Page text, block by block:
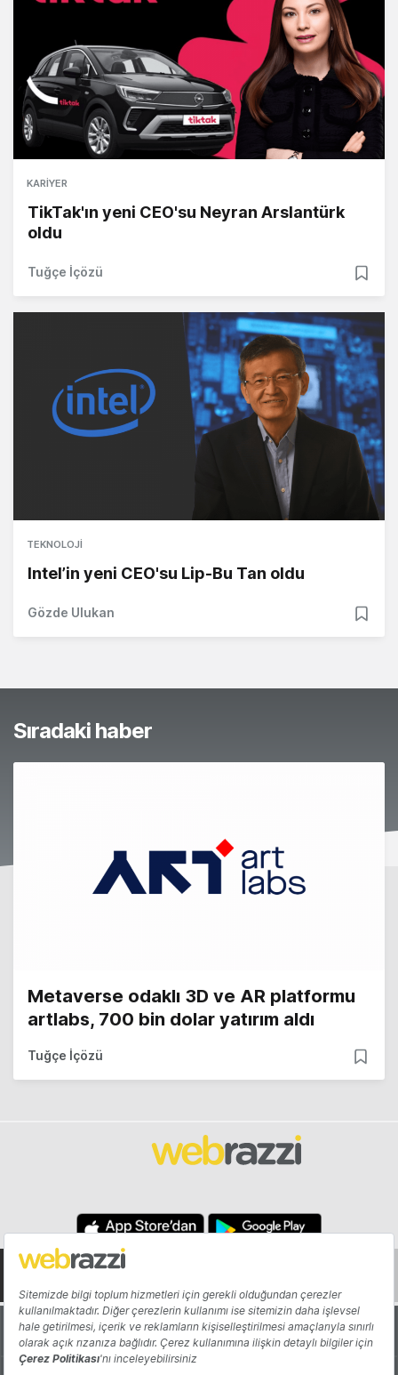
KARIYER
TikTak'ın yeni CEO'su Neyran Arslantürk
oldu
Tuğçe İçözü
TEKNOLOJI
Intel’in yeni CEO'su Lip-Bu Tan oldu
Gözde Ulukan
Sıradaki haber
Metaverse odaklı 3D ve AR platformu
artlabs, 700 bin dolar yatırım aldı
Tuğçe İçözü
Hakkında Yazarlar